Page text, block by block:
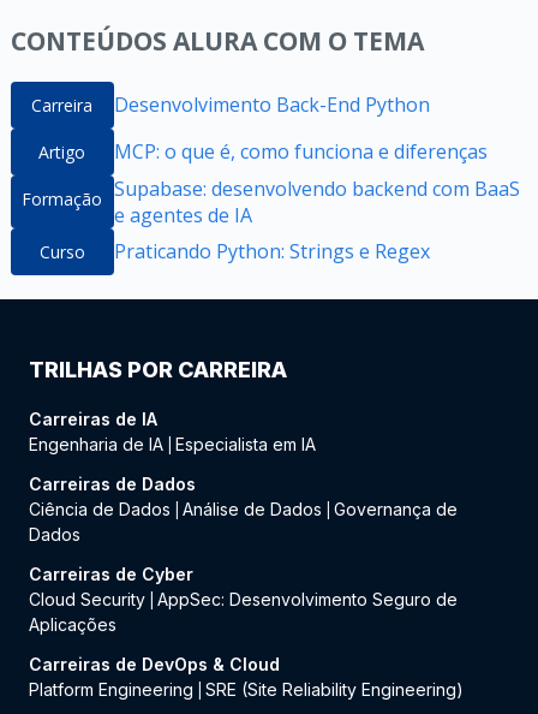
CONTEÚDOS ALURA COM O TEMA
Carreira Desenvolvimento Back-End Python
Artigo MCP: o que é, como funciona e diferenças
Formação Supabase: desenvolvendo backend com BaaS
e agentes de IA
Curso Praticando Python: Strings e Regex
TRILHAS POR CARREIRA
Carreiras de IA
Engenharia de IA Especialista em IA
Carreiras de Dados
Ciência de Dados
Análise de Dados
Governança de
Dados
Carreiras de Cyber
Cloud Security AppSec: Desenvolvimento Seguro de
Aplicações
Carreiras de DevOps & Cloud
Platform Engineering
SRE (Site Reliability Engineering)